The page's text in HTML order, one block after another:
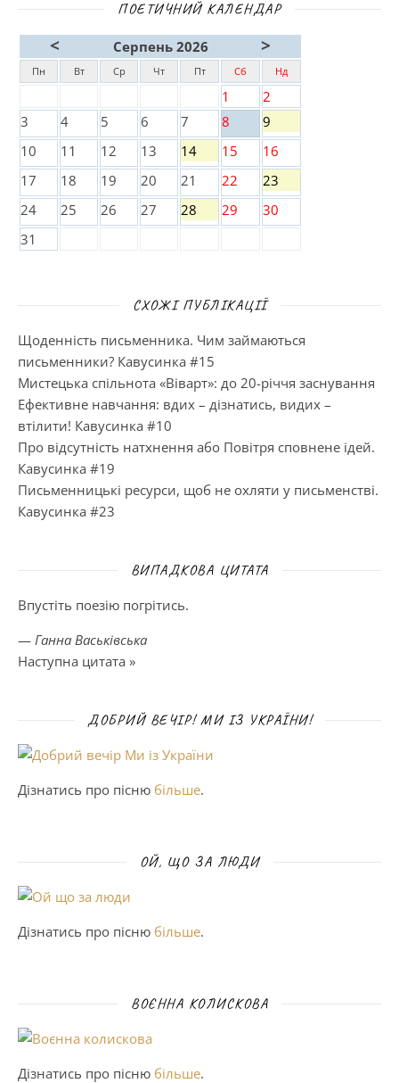
ПОЕТИЧНИЙ КАЛЕНДАР
< Серпень 2026 >
Пн Вт Ср Чт Пт Сб Нд
1
2
3
4 5 6 7 8
9
10
11 12 13 14 15
16
17
18 19 20 21 22
23
24
25 26 27 28 29
30
31
СХОЖІ ПУБЛІКАЦІЇ
Щоденність письменника. Чим займаються
письменники? Кавусинка #15
Мистецька спільнота «Віварт»: до 20-річчя заснування
Ефективне навчання: вдих – дізнатись, видих –
втілити! Кавусинка #10
Про відсутність натхнення або Повітря сповнене ідей.
Кавусинка #19
Письменницькі ресурси, щоб не охляти у письменстві.
Кавусинка #23
ВИПАДКОВА ЦИТАТА
Впустіть поезію погрітись.
— Ганна Васьківська
Наступна цитата »
ДОБРИЙ ВЕЧІР! МИ ІЗ УКРАЇНИ!
Дізнатись про пісню більше.
ОЙ, ЩО ЗА ЛЮДИ
Дізнатись про пісню більше.
ВОЄННА КОЛИСКОВА
Дізнатись про пісню більше.